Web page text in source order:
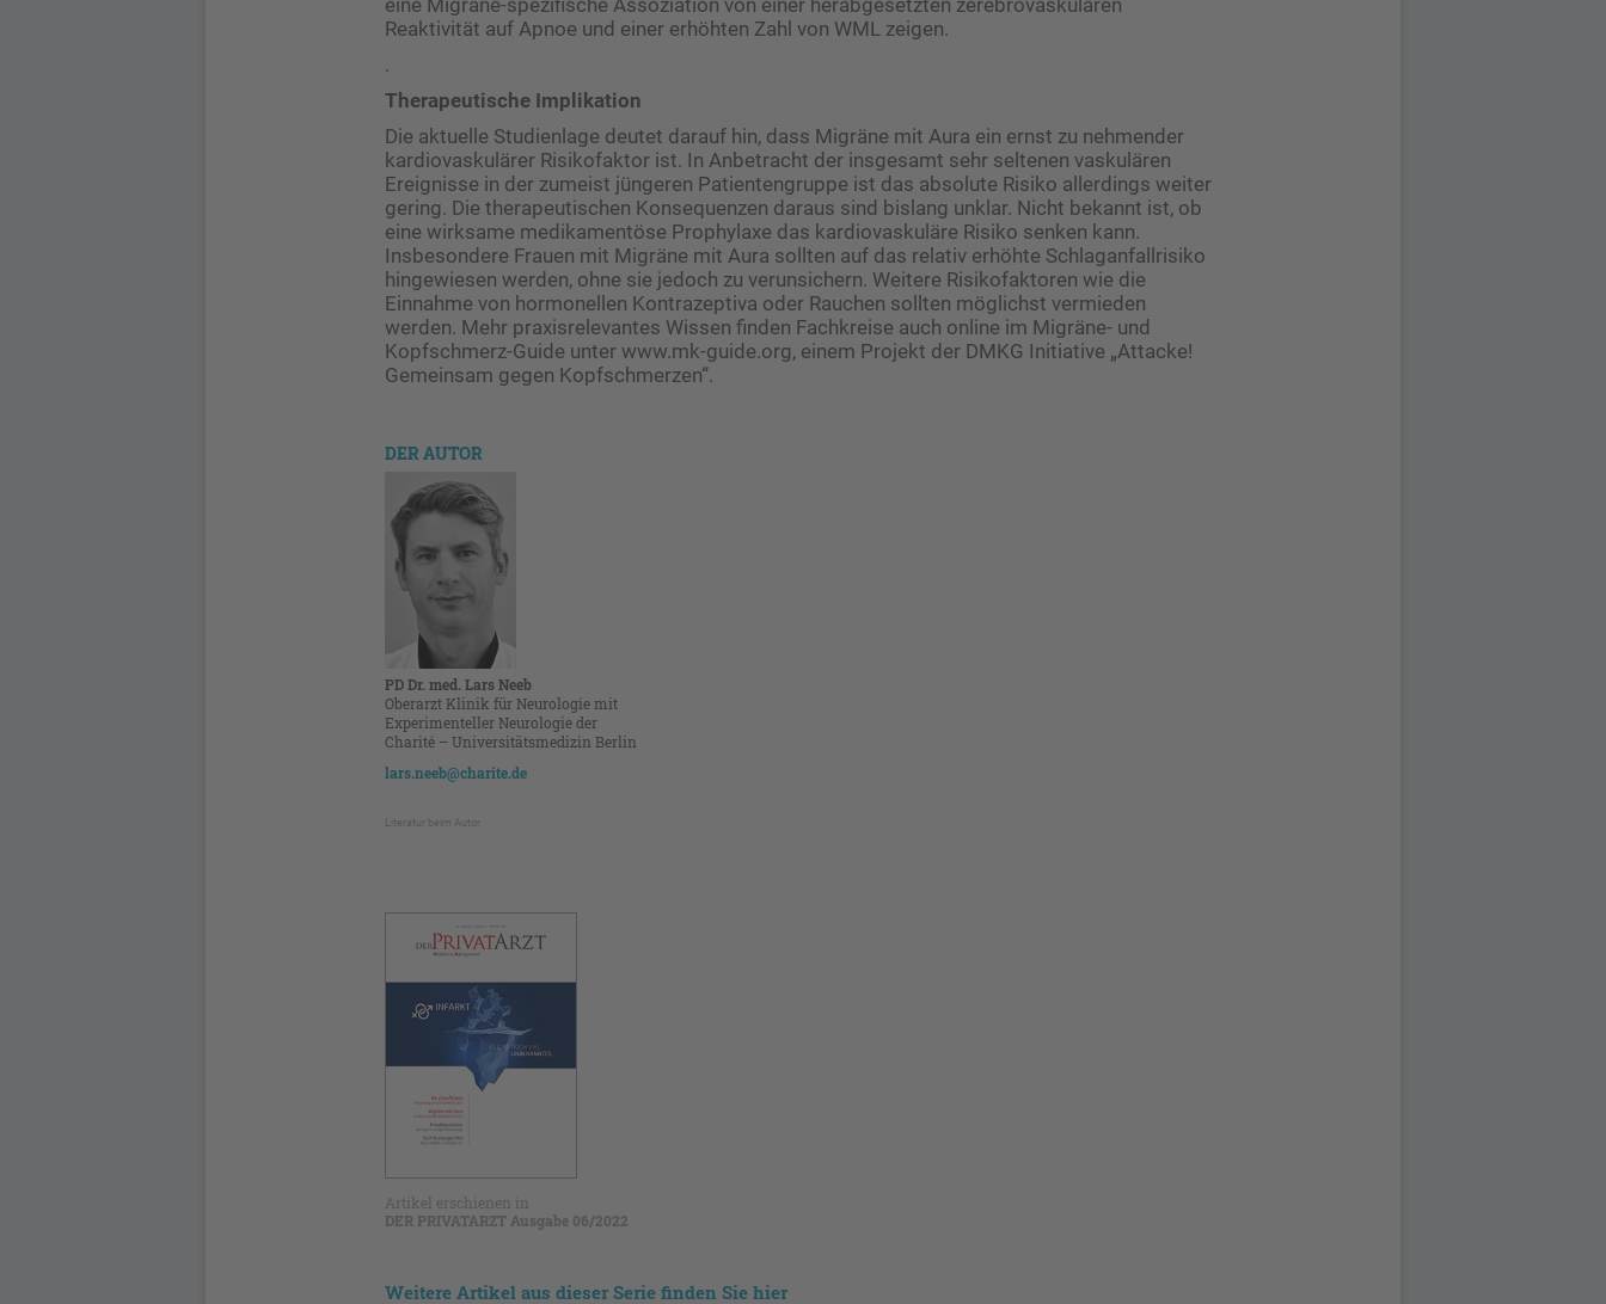
Reaktivität auf Apnoe und einer erhöhten Zahl von WML zeigen.
.
Therapeutische Implikation
Die aktuelle Studienlage deutet darauf hin, dass Migräne mit Aura ein ernst zu nehmender
kardiovaskulärer Risikofaktor ist. In Anbetracht der ins­gesamt sehr seltenen vaskulären
Ereignisse in der zumeist jüngeren Patientengruppe ist das absolute Risiko allerdings weiter
gering. Die therapeutischen Konsequenzen daraus sind bislang unklar. Nicht ­bekannt ist, ob
eine wirksame medikamentöse Prophylaxe das kardiovaskuläre Risiko senken kann.
Insbesondere Frauen mit Migräne mit Aura sollten auf das relativ erhöhte Schlaganfallrisiko
hingewiesen werden, ohne sie jedoch zu verunsichern. Weitere Risikofaktoren wie die
Einnahme von hormonellen Kontrazeptiva oder Rauchen sollten möglichst vermieden
werden. Mehr praxisrelevantes Wissen finden Fachkreise auch online im Migräne- und
Kopfschmerz-Guide unter www.mk-guide.org, einem Projekt der DMKG Initiative „Attacke!
Gemeinsam gegen Kopfschmerzen“.
DER AUTOR
PD Dr. med. Lars Neeb
Oberarzt Klinik für Neurologie mit
Experimenteller Neurologie der
Charité – Universitätsmedizin Berlin
lars.neeb@charite.de
Literatur beim Autor
Artikel erschienen in
DER PRIVATARZT Ausgabe 06/2022
Weitere Artikel aus dieser Serie finden Sie hier